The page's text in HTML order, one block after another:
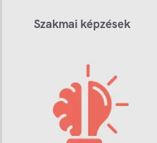
Szakmai képzések